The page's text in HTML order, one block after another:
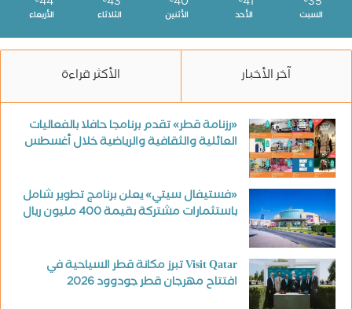
السبت الأحد الأثنين الثلاثاء الأربعاء
آخر الأخبار الأكثر قراءة
«رزنامة قطر» تقدم برنامجا حافلا بالفعاليات
العائلية والثقافية والرياضية خلال أغسطس
«فستيفال سيتي» يعلن برنامج تطوير شامل
باستثمارات مشتركة بقيمة 400 مليون ريال
Visit Qatar تبرز مكانة قطر السياحية في
افتتاح مهرجان قطر جودوود 2026